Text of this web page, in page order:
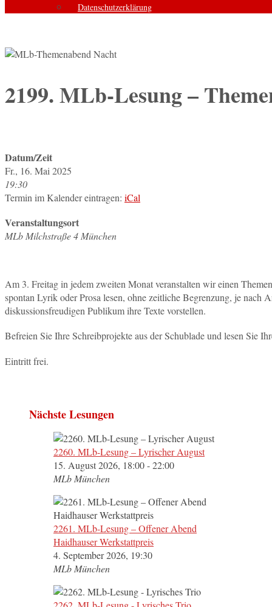
Datenschutzerklärung
2199. MLb-Lesung –
Datum/Zeit
Fr., 16. Mai 2025
19:30
Termin im Kalender eintragen: iCal
Veranstaltungsort
MLb Milchstraße 4 München
Am 3. Freitag in jedem zweiten Monat veranstalten wir einen
spontan Lyrik oder Prosa lesen, ohne zeitliche Begrenzung, je nach
diskussionsfreudigen Publikum ihre Texte vorstellen.
Befreien Sie Ihre Schreibprojekte aus der Schublade und lesen Sie
Eintritt frei.
Nächste Lesungen
2260. MLb-Lesung – Lyrischer August
15. August 2026, 18:00 - 22:00
MLb München
2261. MLb-Lesung – Offener Abend
Haidhauser Werkstattpreis
4. September 2026, 19:30
MLb München